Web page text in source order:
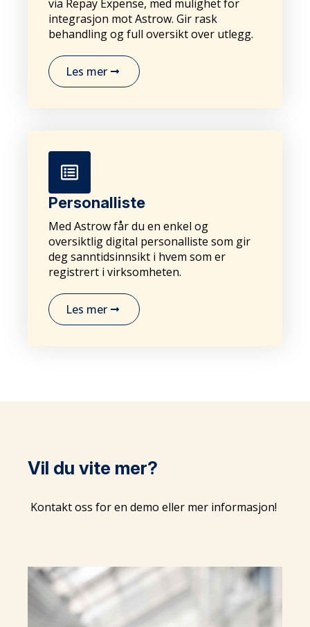
via Repay Expense, med mulighet for
integrasjon mot Astrow. Gir rask
behandling og full oversikt over utlegg.
Les mer
Personalliste
Med Astrow får du en enkel og
oversiktlig digital personalliste som gir
deg sanntidsinnsikt i hvem som er
registrert i virksomheten.
Les mer
Vil du vite mer?
Kontakt oss for en demo eller mer informasjon!